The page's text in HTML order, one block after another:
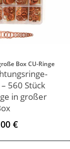
Box CU-Ringe
560 Stück
in großer
€